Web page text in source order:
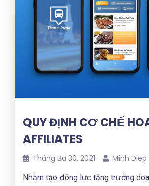
QUY ĐỊNH CƠ CHẾ
AFFILIATES
Tháng Ba 30, 2021 Minh Diep
Nhằm tạo đông lực tăng trưởng